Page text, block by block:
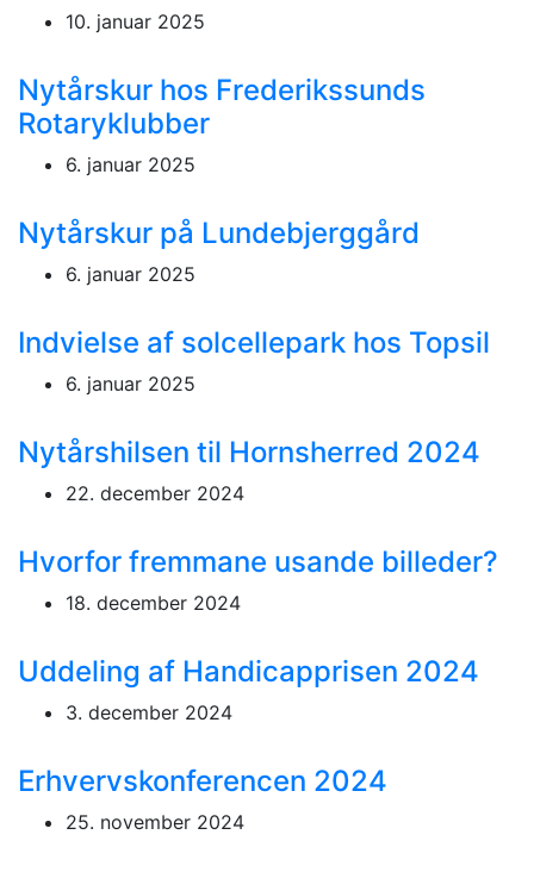
10. januar 2025
Nytårskur hos Frederikssunds
Rotaryklubber
6. januar 2025
Nytårskur på Lundebjerggård
6. januar 2025
Indvielse af solcellepark hos Topsil
6. januar 2025
Nytårshilsen til Hornsherred 2024
22. december 2024
Hvorfor fremmane usande billeder?
18. december 2024
Uddeling af Handicapprisen 2024
3. december 2024
Erhvervskonferencen 2024
25. november 2024